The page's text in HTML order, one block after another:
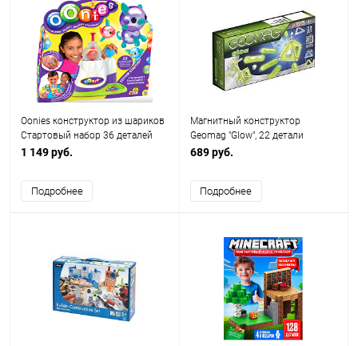
Oonies конструктор из шариков
Стартовый набор 36 деталей
1 149 руб.
Подробнее
Магнитный конструктор
Geomag "Glow", 22 детали
689 руб.
Подробнее